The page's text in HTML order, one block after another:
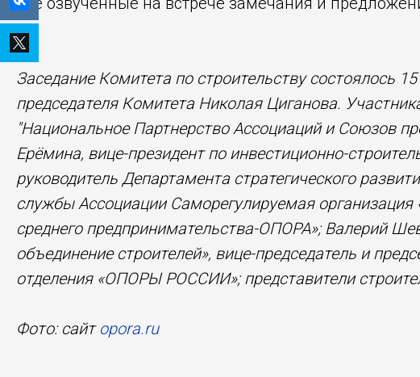
***
Заседание Комитета по строительству
председателя Комитета Николая Циганова.
"Национальное Партнерство Ассоциаций и Союзов
Ерёмина, вице-президент по инвестиционно-
руководитель Департамента стратегического
службы Ассоциации Саморегулируемая
среднего предпринимательства-ОПОРА»; Валерий
объединение строителей», вице-председатель и
отделения «ОПОРЫ РОССИИ»; представители
Фото: сайт opora.ru